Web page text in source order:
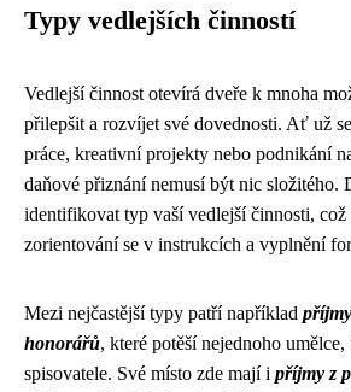
Typy vedlejších činností
Vedlejší činnost otevírá dveře k mnoha
přilepšit a rozvíjet své dovednosti. Ať už
práce, kreativní projekty nebo podnikání
daňové přiznání nemusí být nic složitého.
identifikovat typ vaší vedlejší činnosti, což
zorientování se v instrukcích a vyplnění
Mezi nejčastější typy patří například
honorářů, které potěší nejednoho
spisovatele. Své místo zde mají i příjmy z